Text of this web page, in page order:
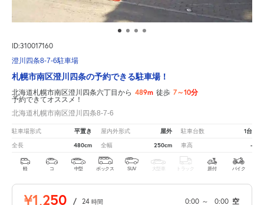
ID:310017160
澄川四条8-7-6駐車場
札幌市南区澄川四条の予約できる駐車場！
北海道札幌市南区澄川四条六丁目から 489m 徒歩 7～10分
予約できてオススメ！
北海道札幌市南区澄川四条8-7-6
駐車場形式 平置き 屋内外形式 屋外 駐車台数 1台
全長 480cm 全幅 250cm 車高 -
軽 コ 中型 ボックス SUV 大型車 トラック 原付 バイク
¥1,250 / 24 時間 0:00 ～ 0:00 空